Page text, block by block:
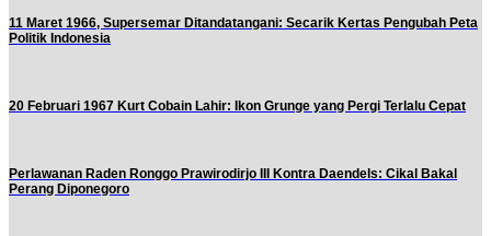
11 Maret 1966, Supersemar Ditandatangani: Secarik Kertas Pengubah Peta
Politik Indonesia
20 Februari 1967 Kurt Cobain Lahir: Ikon Grunge yang Pergi Terlalu Cepat
Perlawanan Raden Ronggo Prawirodirjo III Kontra Daendels: Cikal Bakal
Perang Diponegoro